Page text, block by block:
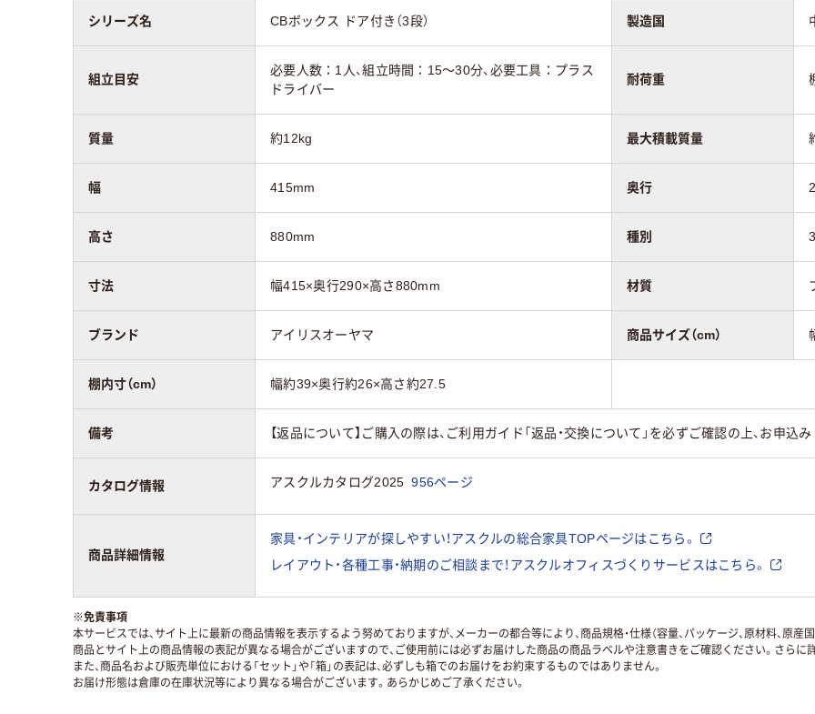
シリーズ名 CBボックス ドア付き（3段） 製造国
組立目安
必要人数：1人、組立時間：15～30分、必要工具：プラス
ドライバー
耐荷重
質量 約12kg 最大積載質量
幅 415mm 奥行
高さ 880mm 種別
寸法 幅415×奥行290×高さ880mm 材質
ブランド アイリスオーヤマ 商品サイズ（cm）
棚内寸（cm） 幅約39×奥行約26×高さ約27.5
備考 【返品について】ご購入の際は、ご利用ガイド「返品・交換について」を必ずご確認の上、お申込
カタログ情報 アスクルカタログ2025 956ページ
商品詳細情報
家具・インテリアが探しやすい！アスクルの総合家具TOPページはこちら。
レイアウト・各種工事・納期のご相談まで！アスクルオフィスづくりサービスはこちら。
※免責事項
本サービスでは、サイト上に最新の商品情報を表示するよう努めておりますが、メーカーの都合等により、商品規格・仕様（容量、パッケージ、原材料、原
商品とサイト上の商品情報の表記が異なる場合がございますので、ご使用前には必ずお届けした商品の商品ラベルや注意書きをご確認ください。さらに
また、商品名および販売単位における「セット」や「箱」の表記は、必ずしも箱でのお届けをお約束するものではありません。
お届け形態は倉庫の在庫状況等により異なる場合がございます。あらかじめご了承ください。